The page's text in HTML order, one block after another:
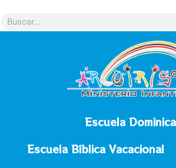
Escuela
Escuela Bíblica Vacacional